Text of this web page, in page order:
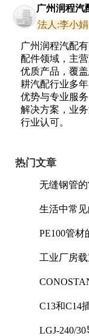
广州润程汽
法人:李小娟
广州润程汽配
配件领域，主
优质产品，覆
耕汽配行业多
优势与专业服
解决方案，业
行业认可。
热门文章
无缝钢管
生活中常
PE100管材
工业厂房
C13和C14
LGJ-240/